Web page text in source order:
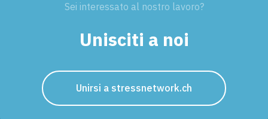
Sei interessato al nostro lavoro?
Unisciti a noi
Unirsi a stressnetwork.ch